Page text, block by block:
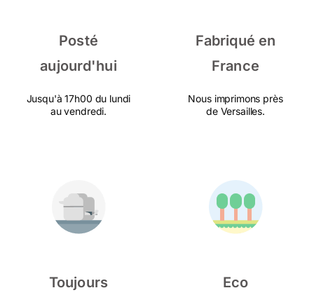
Posté
aujourd'hui
Jusqu'à 17h00 du lundi
au vendredi.
Fabriqué en
France
Nous imprimons près
de Versailles.
Toujours
Eco